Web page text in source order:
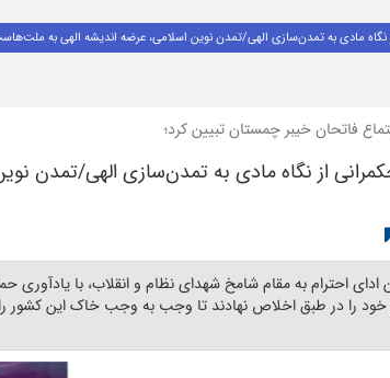
نگاه مادی به تمدن‌سازی الهی/تمدن نوین اسلامی، عرضه اندیشه الهی به
فاتحان خیبر چمستان تبیین کرد؛
از نگاه مادی به تمدن‌سازی الهی/تمدن
احترام به مقام شامخ شهدای نظام و انقلاب، با یادآوری
را در طبق اخلاص نهادند تا وجب به وجب خاک این کشور را از